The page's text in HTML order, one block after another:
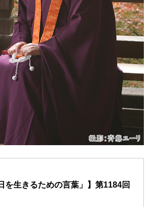
を生きるための言葉」】第1184回